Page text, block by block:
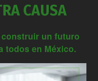
CAUSA
un futuro
todos en México.